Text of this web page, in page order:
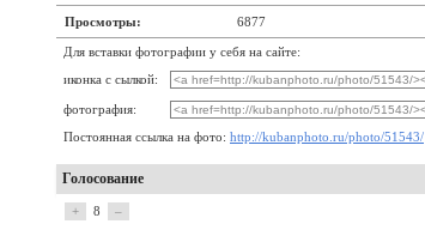
Просмотры: 6877
Для вставки фотографии у себя на сайте:
иконка с сылкой:
фотография:
Постоянная ссылка на фото: http://kubanphoto.ru/photo/51543/
Голосование
+ 8 –